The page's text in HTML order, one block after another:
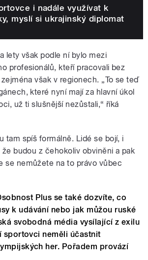
i nadále využívat k
myslí si ukrajinský diplomat
lety však podle ní bylo mezi
profesionálů, kteří pracovali bez
však v regionech. „To se teď
které nyní mají za hlavní úkol
už ti slušnější nezůstali,“ říká
tam spíš formálně. Lidé se bojí, i
budou z čehokoliv obviněni a pak
se nemůžete na to právo vůbec
Plus se také dozvíte, co
k udávání nebo jak můžou ruské
svobodná média vysílající z exilu
sportovci neměli účastnit
her. Pořadem provází